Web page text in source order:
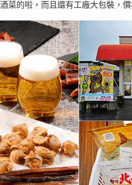
菜的啦，而且還有工廠大包裝，